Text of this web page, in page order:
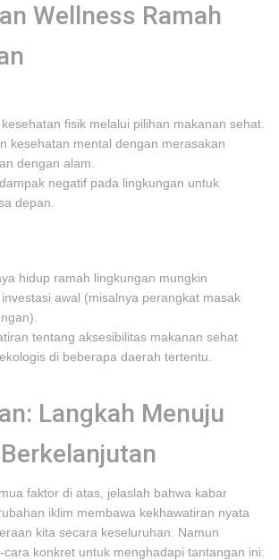
Wellness Ramah
fisik melalui pilihan makanan sehat.
kesehatan mental dengan merasakan
dengan alam.
negatif pada lingkungan untuk
depan.
hidup ramah lingkungan mungkin
awal (misalnya perangkat masak
tentang aksesibilitas makanan sehat
di beberapa daerah tertentu.
Langkah Menuju
faktor di atas, jelaslah bahwa kabar
iklim membawa kekhawatiran nyata
kita secara keseluruhan. Namun
konkret untuk menghadapi tantangan ini: